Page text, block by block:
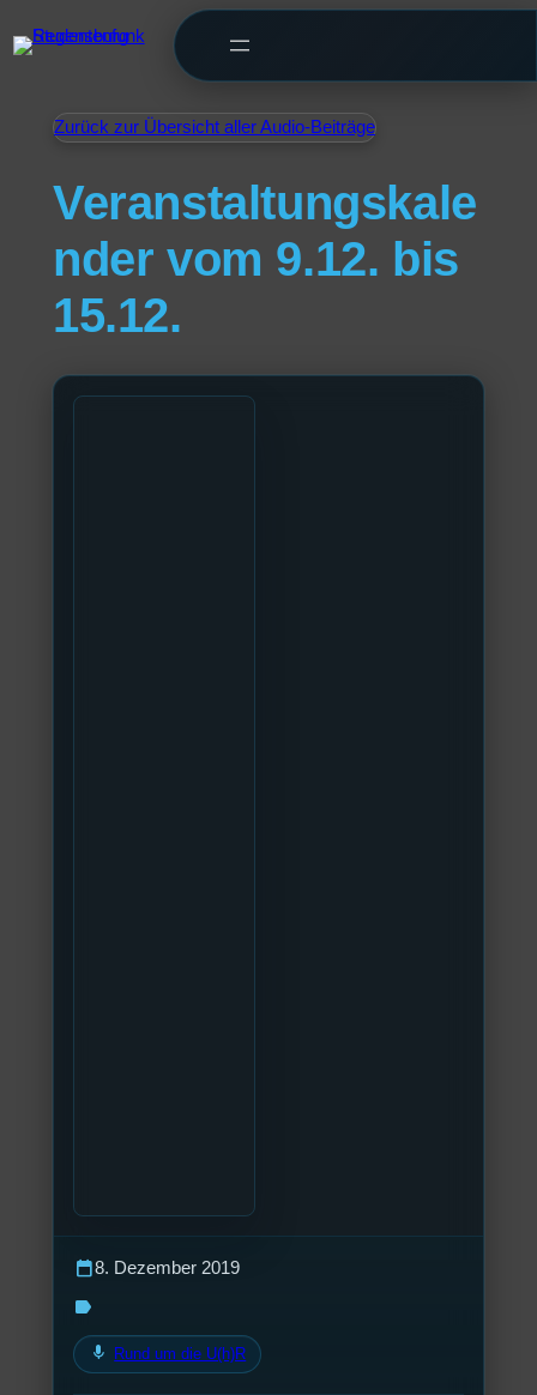
Zurück zur Übersicht aller Audio-Beiträge
Veranstaltungskale
nder vom 9.12. bis
15.12.
calendar_today8. Dezember 2019
label
mic Rund um die U(h)R